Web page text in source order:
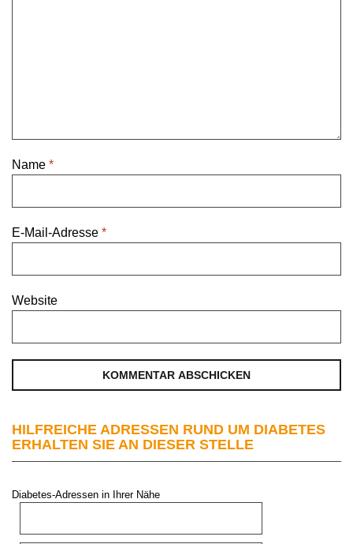
Name *
E-Mail-Adresse *
Website
HILFREICHE ADRESSEN RUND UM DIABETES
ERHALTEN SIE AN DIESER STELLE
Diabetes-Adressen in Ihrer Nähe